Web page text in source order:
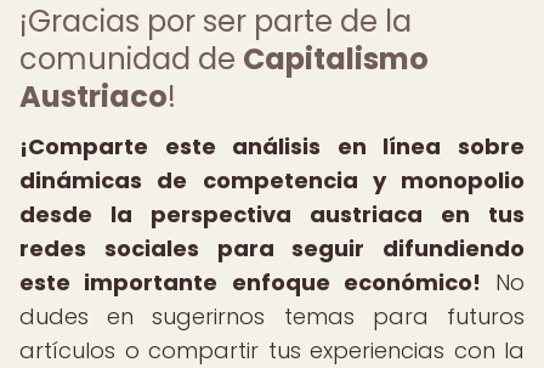
¡Gracias por ser parte de la
comunidad de Capitalismo
Austriaco!
¡Comparte este análisis en línea sobre
dinámicas de competencia y monopolio
desde la perspectiva austriaca en tus
redes sociales para seguir difundiendo
este importante enfoque económico! No
dudes en sugerirnos temas para futuros
artículos o compartir tus experiencias con la